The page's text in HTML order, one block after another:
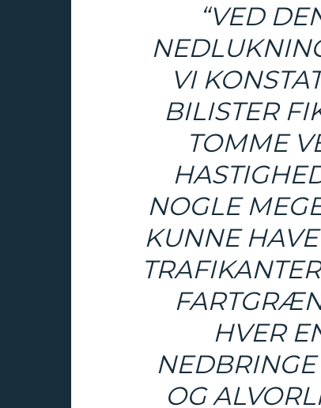
“VED
VI
BILISTER
TOMME
NOGLE
KUNNE
HVER
OG